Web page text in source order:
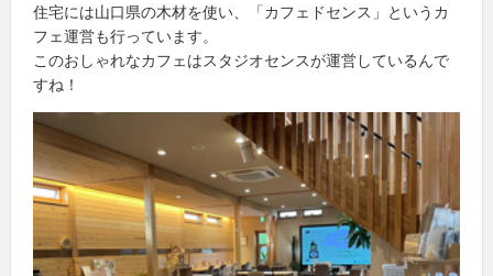
住宅には山口県の木材を使い、「カフェドセンス」というカ
フェ運営も行っています。
このおしゃれなカフェはスタジオセンスが運営しているんで
すね！